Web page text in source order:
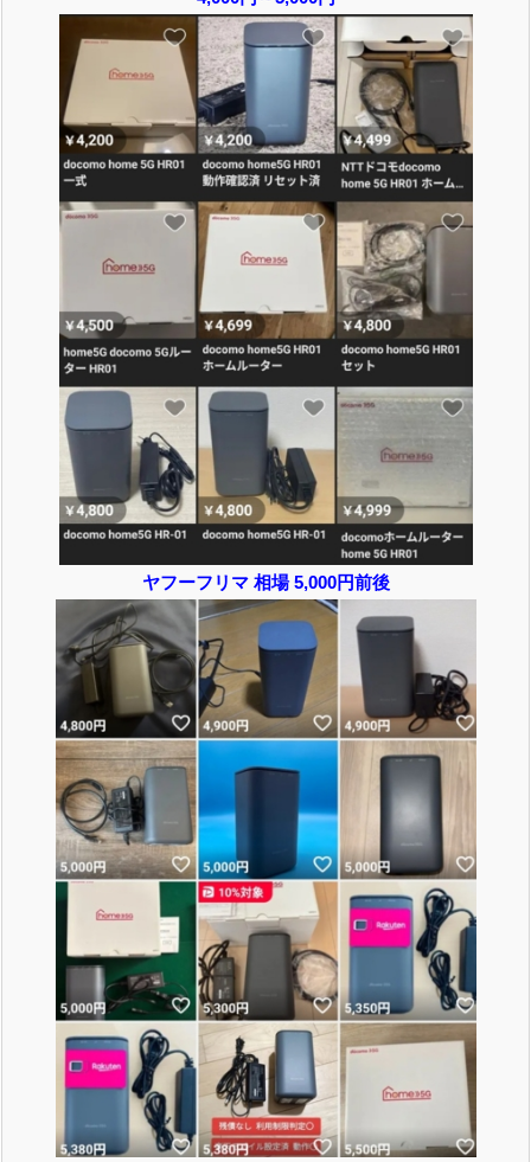
ヤフーフリマ 相場 5,000円前後